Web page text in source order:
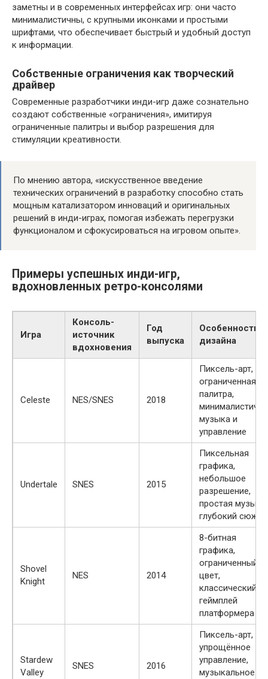
заметны и в современных интерфейсах игр: они часто
минималистичны, с крупными иконками и простыми
шрифтами, что обеспечивает быстрый и удобный доступ
к информации.
Собственные ограничения как творческий
драйвер
Современные разработчики инди-игр даже сознательно
создают собственные «ограничения», имитируя
ограниченные палитры и выбор разрешения для
стимуляции креативности.
По мнению автора, «искусственное введение
технических ограничений в разработку способно стать
мощным катализатором инноваций и оригинальных
решений в инди-играх, помогая избежать перегрузки
функционалом и сфокусироваться на игровом опыте».
Примеры успешных инди-игр,
вдохновленных ретро-консолями
Игра
Консоль-
источник
вдохновения
Год
выпуска
Особенности
дизайна
Celeste NES/SNES 2018
Пиксель-арт,
ограниченная
палитра,
музыка и
управление
Undertale SNES 2015
Пиксельная
графика,
небольшое
разрешение,
простая музыка,
глубокий сюжет
Shovel
Knight
NES 2014
8-битная
графика,
ограниченный
цвет,
классический
геймплей
платформера
Stardew
Valley
SNES 2016
Пиксель-арт,
упрощённое
управление,
музыкальное